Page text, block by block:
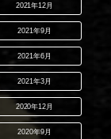
2021年12月
2021年9月
2021年6月
2021年3月
2020年12月
2020年9月